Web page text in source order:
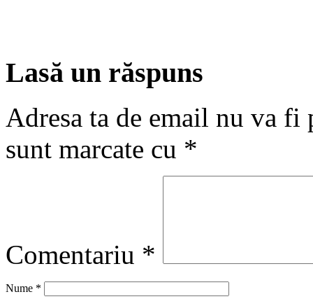
Lasă un răspuns
Adresa ta de email nu va fi
sunt marcate cu *
Comentariu *
Nume *